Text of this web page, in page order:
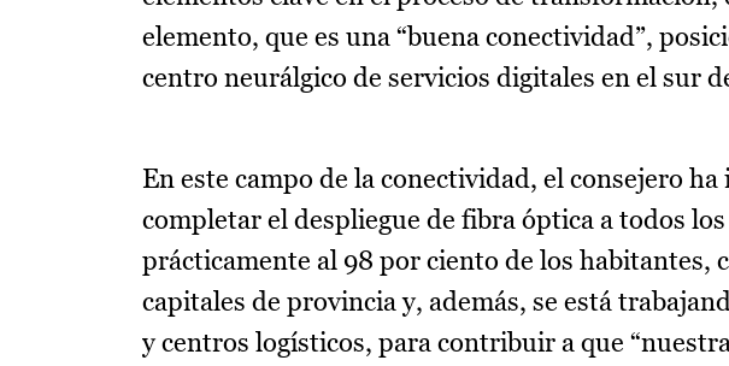
elemento, que es una “buena conectividad”,
centro neurálgico de servicios digitales en el sur
En este campo de la conectividad, el consejero
completar el despliegue de fibra óptica a todos
prácticamente al 98 por ciento de los habitantes,
capitales de provincia y, además, se está
y centros logísticos, para contribuir a que